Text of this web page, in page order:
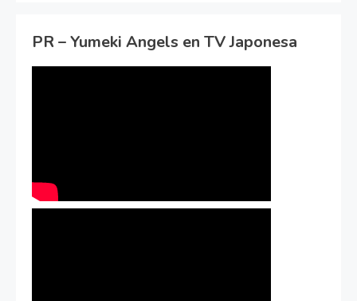
PR – Yumeki Angels en TV Japonesa